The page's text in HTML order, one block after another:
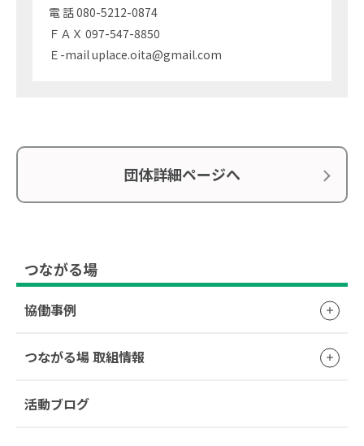
電 話 080-5212-0874
ＦＡＸ 097-547-8850
Ｅ-mail uplace.oita@gmail.com
団体詳細ページへ
つながる場
協働事例
つながる場 取組情報
活動ブログ